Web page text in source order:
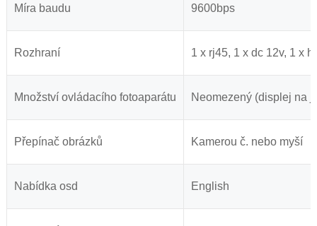
Míra baudu 9600bps
Rozhraní 1 x rj45, 1 x dc 12v, 1 x
Množství ovládacího fotoaparátu Neomezený (displej na
Přepínač obrázků Kamerou č. nebo myší
Nabídka osd English